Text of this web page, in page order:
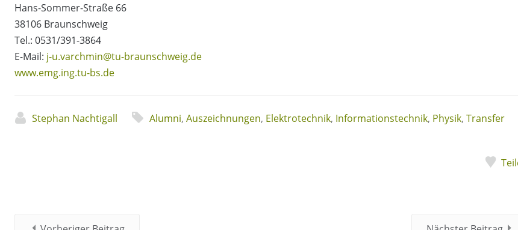
Hans-Sommer-Straße 66
38106 Braunschweig
Tel.: 0531/391-3864
E-Mail: j-u.varchmin@tu-braunschweig.de
www.emg.ing.tu-bs.de
Stephan Nachtigall Alumni, Auszeichnungen, Elektrotechnik, Informationstechnik, Physik, Transfer